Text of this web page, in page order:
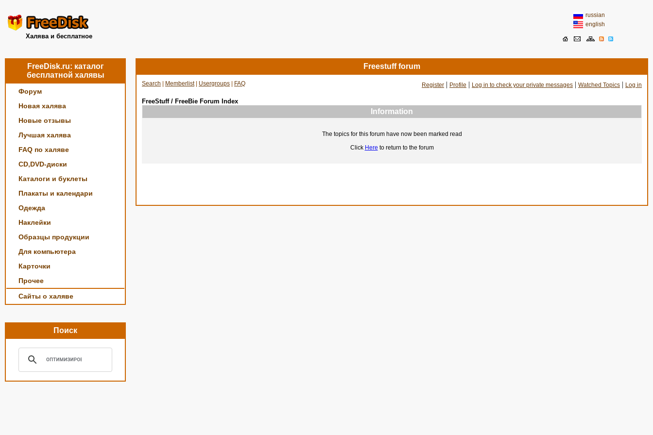
Халява и бесплатное
russian
english
FreeDisk.ru: каталог
бесплатной халявы
Форум
Новая халява
Новые отзывы
Лучшая халява
FAQ по халяве
CD,DVD-диски
Каталоги и буклеты
Плакаты и календари
Одежда
Наклейки
Образцы продукции
Для компьютера
Карточки
Прочее
Сайты о халяве
Поиск
Freestuff forum
Search Memberlist| Usergroups FAQ Register | Profile | Log in to check your private messages | Watched Topics | Log in
FreeStuff / FreeBie Forum Index
Information
The topics for this forum have now been marked read
Click Here to return to the forum